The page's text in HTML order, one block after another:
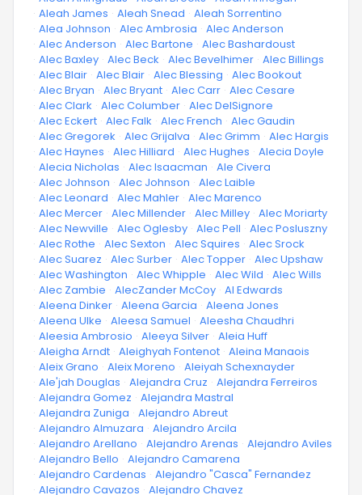
· Aleah James · Aleah Snead · Aleah Sorrentino
· Alea Johnson · Alec Ambrosia · Alec Anderson
· Alec Anderson · Alec Bartone · Alec Bashardoust
· Alec Baxley · Alec Beck · Alec Bevelhimer · Alec Billings
· Alec Blair · Alec Blair · Alec Blessing · Alec Bookout
· Alec Bryan · Alec Bryant · Alec Carr · Alec Cesare
· Alec Clark · Alec Columber · Alec DelSignore
· Alec Eckert · Alec Falk · Alec French · Alec Gaudin
· Alec Gregorek · Alec Grijalva · Alec Grimm · Alec Hargis
· Alec Haynes · Alec Hilliard · Alec Hughes · Alecia Doyle
· Alecia Nicholas · Alec Isaacman · Ale Civera
· Alec Johnson · Alec Johnson · Alec Laible
· Alec Leonard · Alec Mahler · Alec Marenco
· Alec Mercer · Alec Millender · Alec Milley · Alec Moriarty
· Alec Newville · Alec Oglesby · Alec Pell · Alec Posluszny
· Alec Rothe · Alec Sexton · Alec Squires · Alec Srock
· Alec Suarez · Alec Surber · Alec Topper · Alec Upshaw
· Alec Washington · Alec Whipple · Alec Wild · Alec Wills
· Alec Zambie · AlecZander McCoy · Al Edwards
· Aleena Dinker · Aleena Garcia · Aleena Jones
· Aleena Ulke · Aleesa Samuel · Aleesha Chaudhri
· Aleesia Ambrosio · Aleeya Silver · Aleia Huff
· Aleigha Arndt · Aleighyah Fontenot · Aleina Manaois
· Aleix Grano · Aleix Moreno · Aleiyah Schexnayder
· Ale'jah Douglas · Alejandra Cruz · Alejandra Ferreiros
· Alejandra Gomez · Alejandra Mastral
· Alejandra Zuniga · Alejandro Abreut
· Alejandro Almuzara · Alejandro Arcila
· Alejandro Arellano · Alejandro Arenas · Alejandro Aviles
· Alejandro Bello · Alejandro Camarena
· Alejandro Cardenas · Alejandro "Casca" Fernandez
· Alejandro Cavazos · Alejandro Chavez